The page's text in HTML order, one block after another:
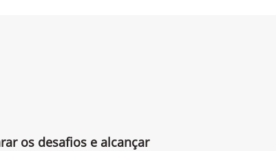
os desafios e alcançar